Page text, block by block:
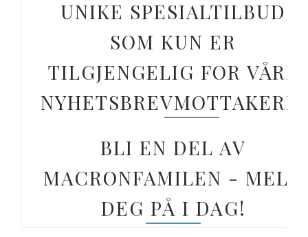
UNIKE SPESIALTILBUD
SOM KUN ER
TILGJENGELIG FOR VÅRE
NYHETSBREVMOTTAKERE.
BLI EN DEL AV
MACRONFAMILEN - MELD
DEG PÅ I DAG!